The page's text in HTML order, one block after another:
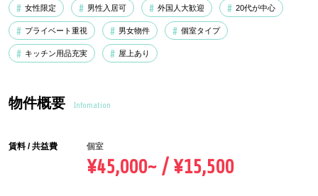
女性限定 男性入居可 外国人大歓迎 20代が中心
プライベート重視 男女物件 個室タイプ
キッチン用品充実 屋上あり
物件概要 Infomation
賃料 / 共益費 個室
¥45,000~ / ¥15,500